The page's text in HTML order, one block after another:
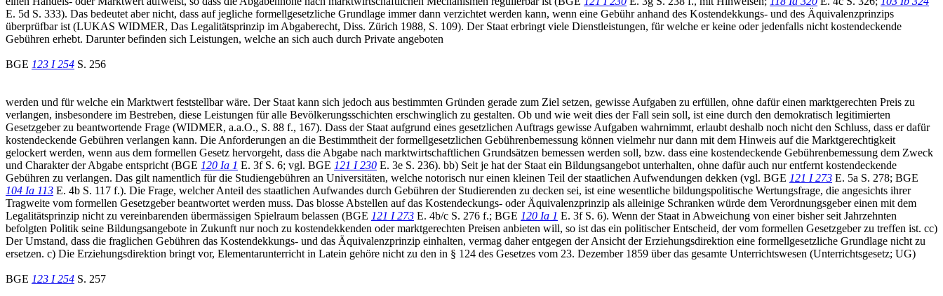
E. 5d S. 333). Das bedeutet aber nicht, dass auf jegliche formellgesetzliche Grundlage immer dann verzichtet werden kann, wenn eine Gebühr anhand des Kostendekkungs- und des Äquivalenzprinzips
überprüfbar ist (LUKAS WIDMER, Das Legalitätsprinzip im Abgaberecht, Diss. Zürich 1988, S. 109). Der Staat erbringt viele Dienstleistungen, für welche er keine oder jedenfalls nicht kostendeckende
Gebühren erhebt. Darunter befinden sich Leistungen, welche an sich auch durch Private angeboten
BGE 123 I 254 S. 256
werden und für welche ein Marktwert feststellbar wäre. Der Staat kann sich jedoch aus bestimmten Gründen gerade zum Ziel setzen, gewisse Aufgaben zu erfüllen, ohne dafür einen marktgerechten Preis zu
verlangen, insbesondere im Bestreben, diese Leistungen für alle Bevölkerungsschichten erschwinglich zu gestalten. Ob und wie weit dies der Fall sein soll, ist eine durch den demokratisch legitimierten
Gesetzgeber zu beantwortende Frage (WIDMER, a.a.O., S. 88 f., 167). Dass der Staat aufgrund eines gesetzlichen Auftrags gewisse Aufgaben wahrnimmt, erlaubt deshalb noch nicht den Schluss, dass er dafür
kostendeckende Gebühren verlangen kann. Die Anforderungen an die Bestimmtheit der formellgesetzlichen Gebührenbemessung können vielmehr nur dann mit dem Hinweis auf die Marktgerechtigkeit
gelockert werden, wenn aus dem formellen Gesetz hervorgeht, dass die Abgabe nach marktwirtschaftlichen Grundsätzen bemessen werden soll, bzw. dass eine kostendeckende Gebührenbemessung dem Zweck
und Charakter der Abgabe entspricht (BGE 120 Ia 1 E. 3f S. 6; vgl. BGE 121 I 230 E. 3e S. 236). bb) Seit je hat der Staat ein Bildungsangebot unterhalten, ohne dafür auch nur entfernt kostendeckende
Gebühren zu verlangen. Das gilt namentlich für die Studiengebühren an Universitäten, welche notorisch nur einen kleinen Teil der staatlichen Aufwendungen dekken (vgl. BGE 121 I 273 E. 5a S. 278; BGE
104 Ia 113 E. 4b S. 117 f.). Die Frage, welcher Anteil des staatlichen Aufwandes durch Gebühren der Studierenden zu decken sei, ist eine wesentliche bildungspolitische Wertungsfrage, die angesichts ihrer
Tragweite vom formellen Gesetzgeber beantwortet werden muss. Das blosse Abstellen auf das Kostendeckungs- oder Äquivalenzprinzip als alleinige Schranken würde dem Verordnungsgeber einen mit dem
Legalitätsprinzip nicht zu vereinbarenden übermässigen Spielraum belassen (BGE 121 I 273 E. 4b/c S. 276 f.; BGE 120 Ia 1 E. 3f S. 6). Wenn der Staat in Abweichung von einer bisher seit Jahrzehnten
befolgten Politik seine Bildungsangebote in Zukunft nur noch zu kostendekkenden oder marktgerechten Preisen anbieten will, so ist das ein politischer Entscheid, der vom formellen Gesetzgeber zu treffen ist. cc)
Der Umstand, dass die fraglichen Gebühren das Kostendekkungs- und das Äquivalenzprinzip einhalten, vermag daher entgegen der Ansicht der Erziehungsdirektion eine formellgesetzliche Grundlage nicht zu
ersetzen. c) Die Erziehungsdirektion bringt vor, Elementarunterricht in Latein gehöre nicht zu den in § 124 des Gesetzes vom 23. Dezember 1859 über das gesamte Unterrichtswesen (Unterrichtsgesetz; UG)
BGE 123 I 254 S. 257